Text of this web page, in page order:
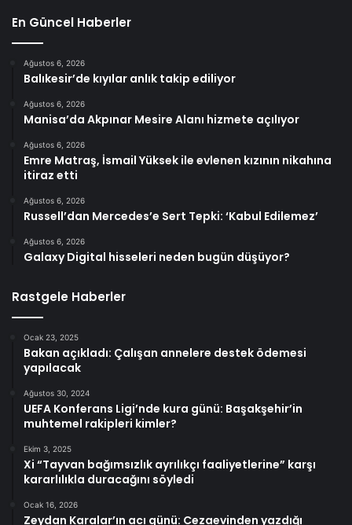
En Güncel Haberler
Ağustos 6, 2026
Balıkesir’de kıyılar anlık takip ediliyor
Ağustos 6, 2026
Manisa’da Akpınar Mesire Alanı hizmete açılıyor
Ağustos 6, 2026
Emre Matraş, İsmail Yüksek ile evlenen kızının nikahına
itiraz etti
Ağustos 6, 2026
Russell’dan Mercedes’e Sert Tepki: ‘Kabul Edilemez’
Ağustos 6, 2026
Galaxy Digital hisseleri neden bugün düşüyor?
Rastgele Haberler
Ocak 23, 2025
Bakan açıkladı: Çalışan annelere destek ödemesi
yapılacak
Ağustos 30, 2024
UEFA Konferans Ligi’nde kura günü: Başakşehir’in
muhtemel rakipleri kimler?
Ekim 3, 2025
Xi “Tayvan bağımsızlık ayrılıkçı faaliyetlerine” karşı
kararlılıkla duracağını söyledi
Ocak 16, 2026
Zeydan Karalar’ın acı günü: Cezaevinden yazdığı